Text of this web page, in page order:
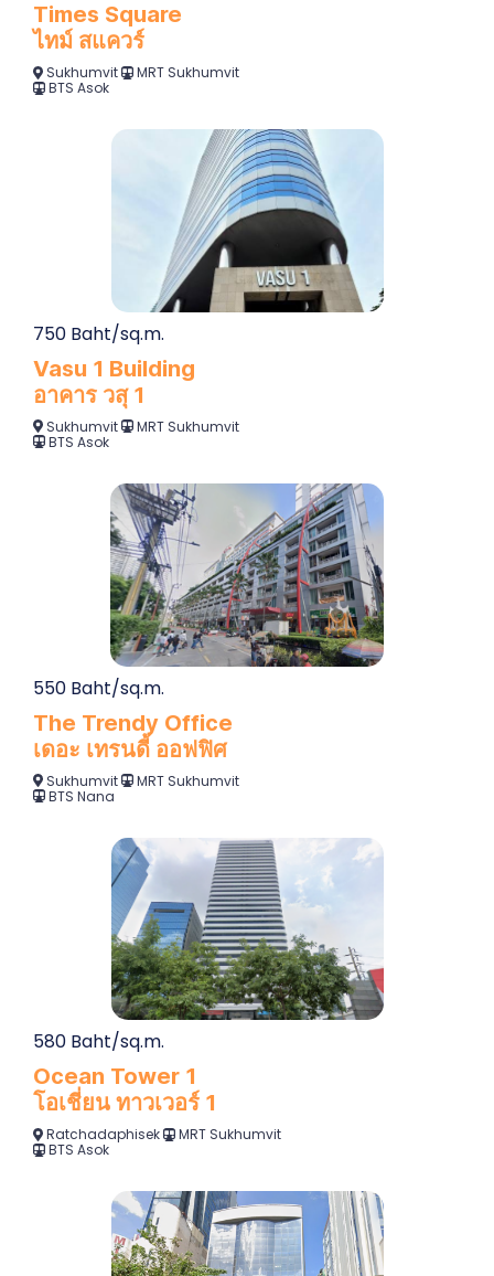
Times Square
ไทม์ สแควร์
Sukhumvit
MRT Sukhumvit
BTS Asok
750 Baht/sq.m.
Vasu 1 Building
อาคาร วสุ 1
Sukhumvit
MRT Sukhumvit
BTS Asok
550 Baht/sq.m.
The Trendy Office
เดอะ เทรนดี้ ออฟฟิศ
Sukhumvit
MRT Sukhumvit
BTS Nana
580 Baht/sq.m.
Ocean Tower 1
โอเชี่ยน ทาวเวอร์ 1
Ratchadaphisek
MRT Sukhumvit
BTS Asok